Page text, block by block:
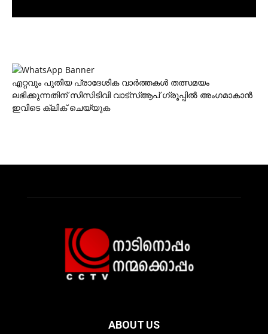
എറ്റവും പുതിയ പ്രാദേശിക വാര്‍ത്തകള്‍ തത്സമയം
ലഭിക്കുന്നതിന് സിസിടിവി വാട്‌സ്ആപ് ഗ്രൂപ്പില്‍ അംഗമാകാന്‍
ഇവിടെ ക്ലിക് ചെയ്യുക
ABOUT US